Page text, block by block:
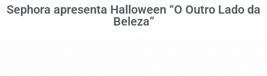
Sephora apresenta Halloween “O Outro Lado da
Beleza”